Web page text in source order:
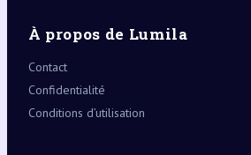
À propos de Lumila
Contact
Confidentialité
Conditions d’utilisation